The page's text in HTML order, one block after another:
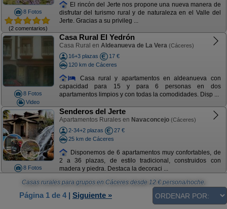
8 Fotos
(2 comentarios)
El rincón del Jerte nos propone una nueva manera de
disfrutar del turismo rural y de naturaleza en el Valle del
Jerte. Gracias a su privileg ...
8 Fotos
Video
Casa Rural El Yedrón
Casa Rural en Aldeanueva de La Vera (Cáceres)
16+3 plazas
17 €
120 km de Cáceres
Casa rural y apartamentos en aldeanueva con
capacidad para 15 y para 6 personas en dos
apartamentos limpios y con todas la comodidades. Disp ...
8 Fotos
Senderos del Jerte
Apartamentos Rurales en Navaconcejo (Cáceres)
2-34+2 plazas
27 €
25 km de Cáceres
Disponemos de 6 apartamentos muy confortables, de
2 a 36 plazas, de estilo tradicional, construidos con
madera y piedra. Destaca la decoraci ...
Casas rurales para grupos en Cáceresdesde 12€ persona/noche.
Página 1 de 4| Siguiente »